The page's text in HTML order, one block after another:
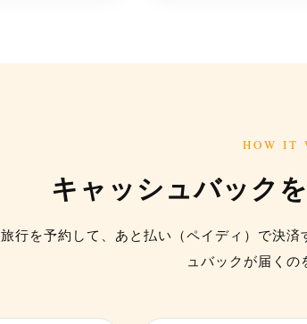
HOW IT
キャッシュバック
旅行を予約して、あと払い（ペイディ）で決
ュバックが届くの